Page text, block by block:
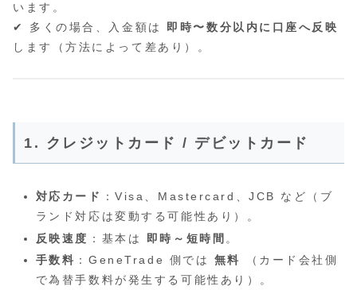
います。
✔ 多くの場合、入金額は 即時〜数分以内に口座へ反映
します（方法によって差あり）。
1. クレジットカード / デビットカード
対応カード
：Visa、Mastercard、JCB など（ブ
ランド対応は変動する可能性あり）。
反映速度 ：基本は 即時～短時間 。
手数料 ：GeneTrade 側では 無料
（カード会社側
で為替手数料が発生する可能性あり）。